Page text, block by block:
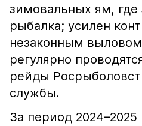
зимовальных ям, где
рыбалка; усилен
незаконным
регулярно
рейды
службы.
За период 2024–2025